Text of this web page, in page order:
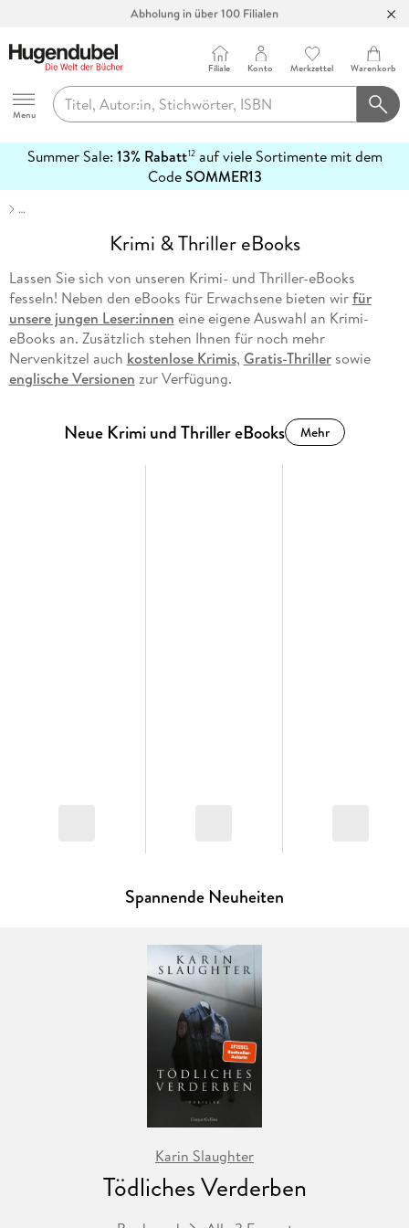
Bücher versandkostenfrei*
Abholung in über 100 Filialen
Hugendubel
Menu
Filiale Konto Merkzettel Warenkorb
Summer Sale: 13% Rabatt12auf viele Sortimente mit dem
CodeSOMMER13
erfahren
…
Krimi & Thriller eBooks
Lassen Sie sich von unseren Krimi- und Thriller-eBooks
fesseln! Neben den eBooks für Erwachsene bieten wirfür
unsere jungen Leser:innen eine eigene Auswahl an Krimi-
eBooks an. Zusätzlich stehen Ihnen für noch mehr
Nervenkitzel auch kostenlose Krimis, Gratis-Thrillersowie
englische Versionen zur Verfügung.
Neue Krimi und Thriller eBooks Mehr
Spannende Neuheiten
Karin Slaughter
Tödliches Verderben